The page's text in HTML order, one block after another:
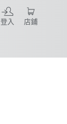
登入 店鋪